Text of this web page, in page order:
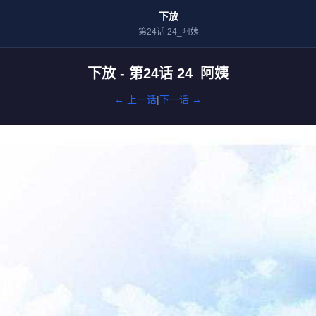
下放
第24话 24_阿姨
下放 - 第24话 24_阿姨
← 上一话|下一话 →